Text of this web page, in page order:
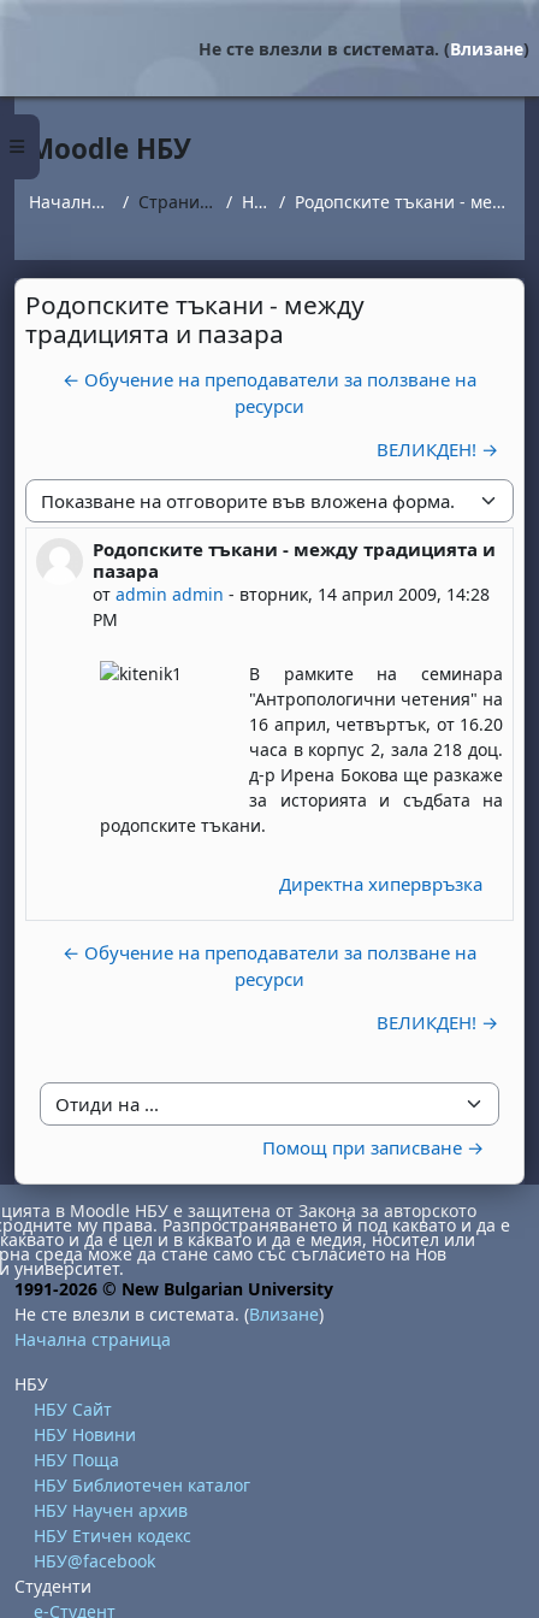
Страничен панел
Не сте влезли в системата. (Влизане)
Moodle НБУ
Начална страница Страници от сайта Новини Родопските тъкани - между традицията и пазара
Родопските тъкани - между
традицията и пазара
← Обучение на преподаватели за ползване на
ресурси
ВЕЛИКДЕН! →
Начин на показване
Родопските тъкани - между традицията и
пазара
от admin admin - вторник, 14 април 2009, 14:28
PM
Number of replies: 0
В рамките на семинара
"Антропологични четения" на
16 април, четвъртък, от 16.20
часа в корпус 2, зала 218 доц.
д-р Ирена Бокова ще разкаже
за историята и съдбата на
родопските тъкани.
Директна хипервръзка
← Обучение на преподаватели за ползване на
ресурси
ВЕЛИКДЕН! →
Отиди на ...
Помощ при записване →
1 август
неделя, 2 август
август
август8 август
неделя, 9 август
август
август
22 август
неделя, 23 август
август
август
29 август
неделя, 30 август
в Moodle НБУ е защитена от Закона за авторското
му права. Разпространяването й под каквато и да е
и да е цел и в каквато и да е медия, носител или
среда може да стане само със съгласието на Нов
университет.
1991-2026 © New Bulgarian University
Не сте влезли в системата. (Влизане)
Начална страница
НБУ
НБУ Сайт
НБУ Новини
НБУ Поща
НБУ Библиотечен каталог
НБУ Научен архив
НБУ Етичен кодекс
НБУ@facebook
Студенти
е-Студент